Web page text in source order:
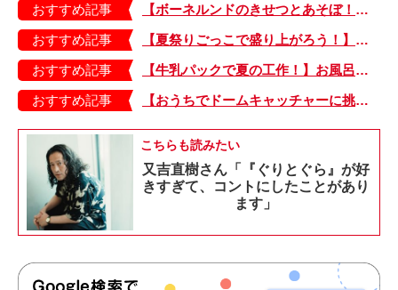
おすすめ記事
【ボーネルンドのきせつとあそぼ！】画用紙に、塗って、切って、貼って完成！ 夏を彩る元気なお花「カラフルサンフラワー」の作り方
おすすめ記事
【夏祭りごっこで盛り上がろう！】紙皿やストローでフォトプロップス風のおしゃれな「おめん」の作り方
おすすめ記事
【牛乳パックで夏の工作！】お風呂やおうちプールで水に浮かべてあそぼ！「牛乳パックのぷかぷかボート」
おすすめ記事
【おうちでドームキャッチャーに挑戦だ】アンパンマン わくわくドームキャッチャー
こちらも読みたい
又吉直樹さん「『ぐりとぐら』が好
きすぎて、コントにしたことがあり
ます」